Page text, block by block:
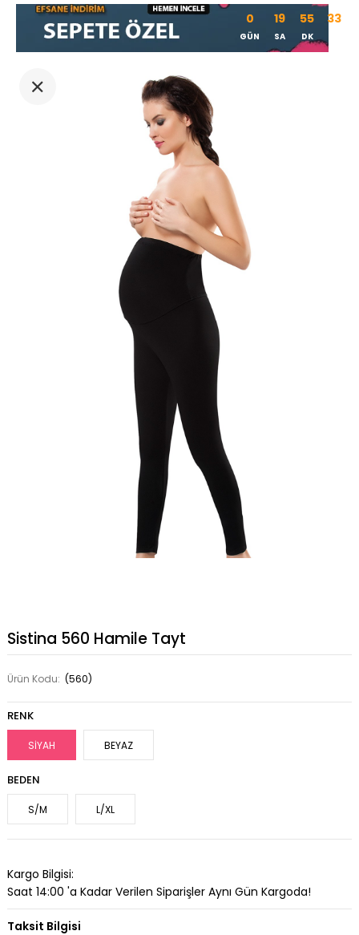
0
GÜN
19
SA
55
DK
32
Sistina 560 Hamile Tayt
Ürün Kodu: (560)
RENK
SİYAH BEYAZ
BEDEN
S/M L/XL
Kargo Bilgisi:
Saat 14:00 'a Kadar Verilen Siparişler Aynı Gün Kargoda!